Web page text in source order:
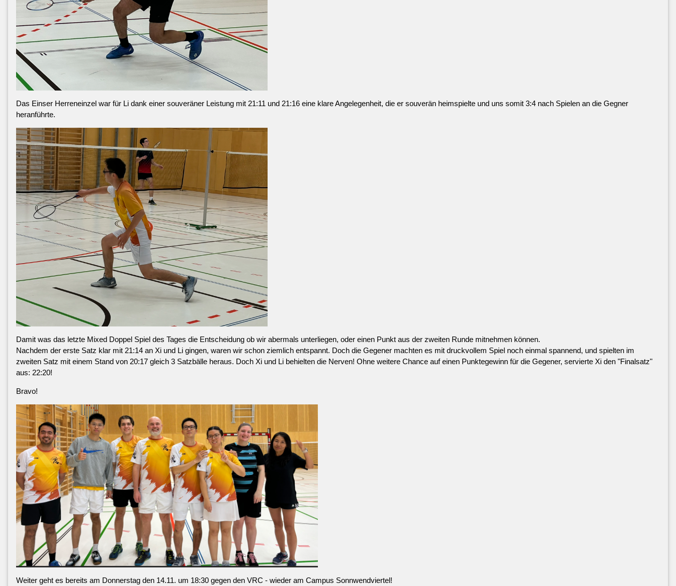
Das Einser Herreneinzel war für Li dank einer souveräner Leistung mit 21:11 und 21:16 eine klare Angelegenheit, die er souverän heimspielte und uns somit 3:4 nach Spielen an die Gegner
heranführte.
Damit was das letzte Mixed Doppel Spiel des Tages die Entscheidung ob wir abermals unterliegen, oder einen Punkt aus der zweiten Runde mitnehmen können.
Nachdem der erste Satz klar mit 21:14 an Xi und Li gingen, waren wir schon ziemlich entspannt. Doch die Gegener machten es mit druckvollem Spiel noch einmal spannend, und spielten im
zweiten Satz mit einem Stand von 20:17 gleich 3 Satzbälle heraus. Doch Xi und Li behielten die Nerven! Ohne weitere Chance auf einen Punktegewinn für die Gegener, servierte Xi den "Finalsatz"
aus: 22:20!
Bravo!
Weiter geht es bereits am Donnerstag den 14.11. um 18:30 gegen den VRC - wieder am Campus Sonnwendviertel!